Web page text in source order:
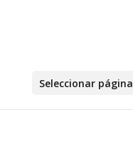
Seleccionar página